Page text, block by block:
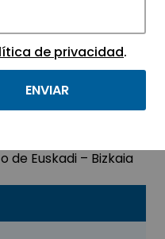
S.L.
-
de Euskadi – Bizkaia
de privacidad.